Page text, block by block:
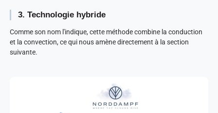
3. Technologie hybride
Comme son nom l'indique, cette méthode combine la conduction
et la convection, ce qui nous amène directement à la section
suivante.